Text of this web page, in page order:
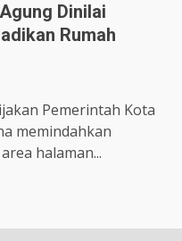
Dinilai
Rumah
Pemerintah Kota
memindahkan
halaman...